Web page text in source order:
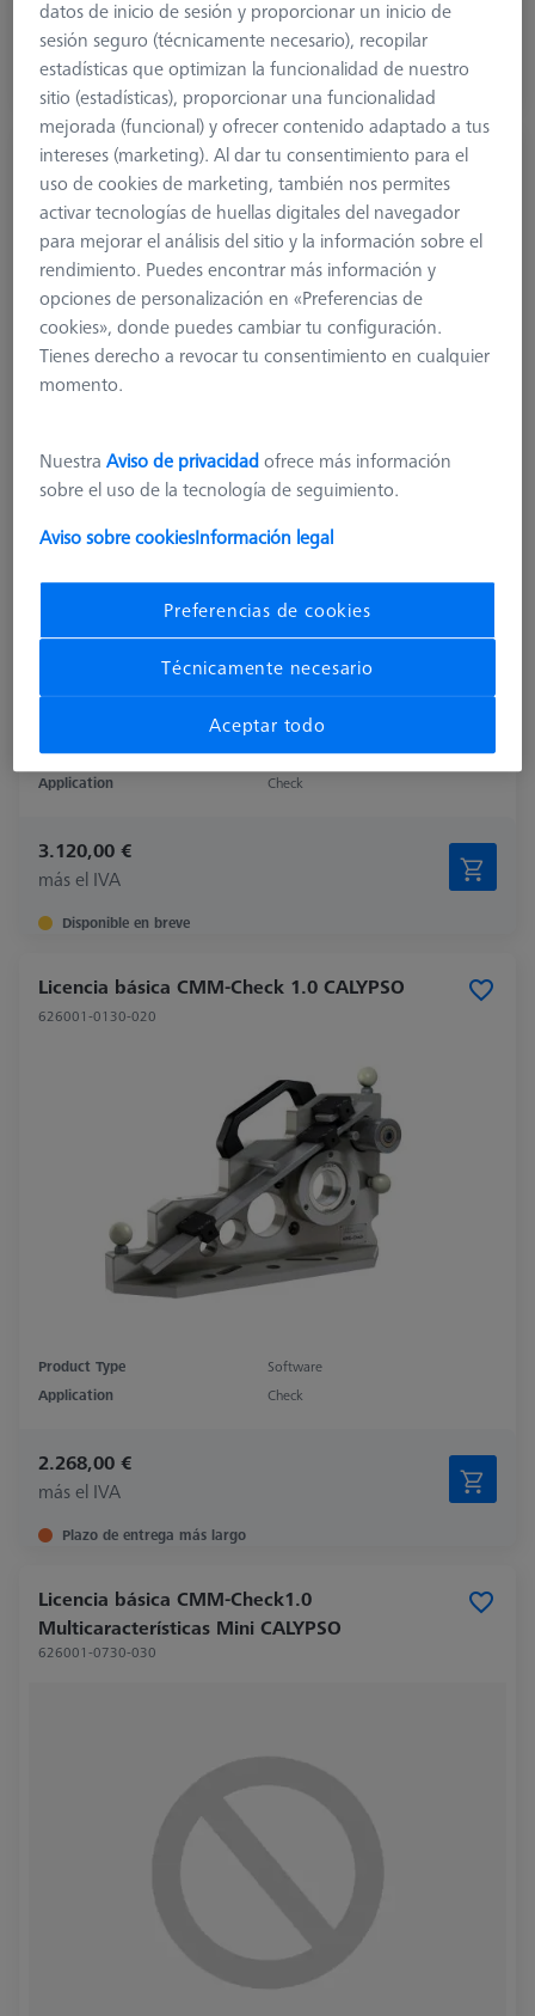
1.128,00 €
más el IVA
Disponible en breve
Licencia básica CMM-Check RT 1.0
CALYPSO
626001-0230-020
Product Type
Software
Application
Check
3.120,00 €
más el IVA
Disponible en breve
Licencia básica CMM-Check 1.0 CALYPSO
626001-0130-020
Product Type
Software
Application
Check
2.268,00 €
más el IVA
Plazo de entrega más largo
Licencia básica CMM-Check1.0
Multicaracterísticas Mini CALYPSO
626001-0730-030
datos de inicio de sesión y proporcionar un inicio de
sesión seguro (técnicamente necesario), recopilar
estadísticas que optimizan la funcionalidad de nuestro
sitio (estadísticas), proporcionar una funcionalidad
mejorada (funcional) y ofrecer contenido adaptado a tus
intereses (marketing). Al dar tu consentimiento para el
uso de cookies de marketing, también nos permites
activar tecnologías de huellas digitales del navegador
para mejorar el análisis del sitio y la información sobre el
rendimiento. Puedes encontrar más información y
opciones de personalización en «Preferencias de
cookies», donde puedes cambiar tu configuración.
Tienes derecho a revocar tu consentimiento en cualquier
momento.
NuestraAviso de privacidadofrece más información
sobre el uso de la tecnología de seguimiento.
Aviso sobre cookiesInformación legal
Preferencias de cookies
Técnicamente necesario
Aceptar todo